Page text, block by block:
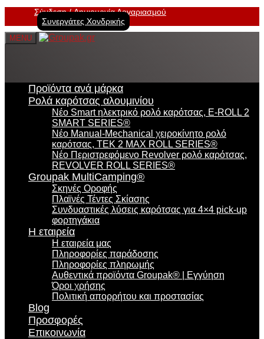
Σύνδεση
Δημιουργία Λογαριασμού
Συνεργάτες Χονδρικής
MENU
Προϊόντα ανά μάρκα
Ρολά καρότσας αλουμινίου
Νέο Smart ηλεκτρικό ρολό καρότσας, E-ROLL 2
SMART SERIES®
Νέο Manual-Mechanical χειροκίνητο ρολό
καρότσας, TEK 2 MAX ROLL SERIES®
Νέο Περιστρεφόμενο Revolver ρολό καρότσας,
REVOLVER ROLL SERIES®
Groupak MultiCamping®
Σκηνές Οροφής
Πλαϊνές Τέντες Σκίασης
Συνδυαστικές λύσεις καρότσας για 4×4 pick-up
φορτηγάκια
Η εταιρεία
Η εταιρεία μας
Πληροφορίες παράδοσης
Πληροφορίες πληρωμής
Αυθεντικά προϊόντα Groupak® | Εγγύηση
Όροι χρήσης
Πολιτική απορρήτου και προστασίας
Blog
Προσφορές
Επικοινωνία